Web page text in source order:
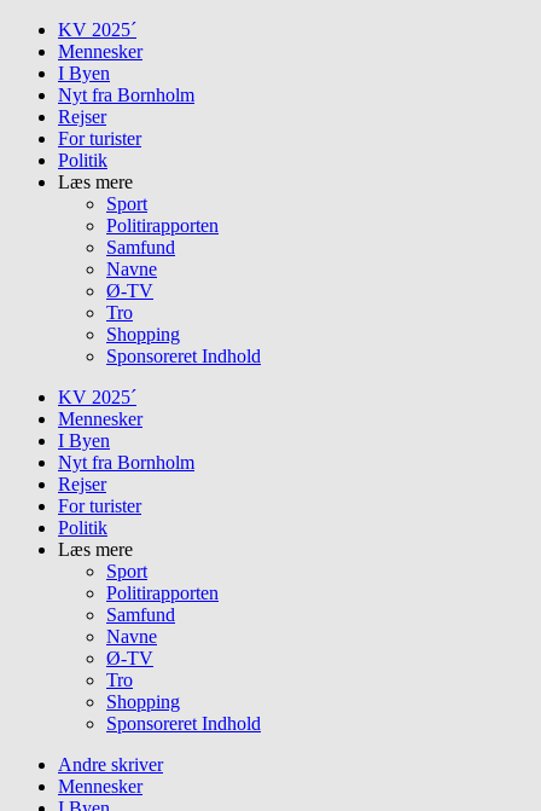
Skip
content
KV 2025´
Mennesker
I Byen
Nyt fra Bornholm
Rejser
For turister
Politik
Læs mere
Sport
Politirapporten
Samfund
Navne
Ø-TV
Tro
Shopping
Sponsoreret Indhold
KV 2025´
Mennesker
I Byen
Nyt fra Bornholm
Rejser
For turister
Politik
Læs mere
Sport
Politirapporten
Samfund
Navne
Ø-TV
Tro
Shopping
Sponsoreret Indhold
Andre skriver
Mennesker